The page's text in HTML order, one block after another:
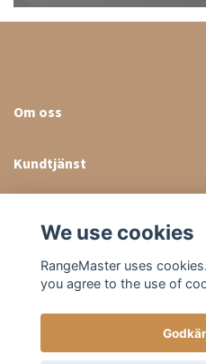
Om oss
Kundtjänst
We use cookies
RangeMaster uses
you agree to the use of